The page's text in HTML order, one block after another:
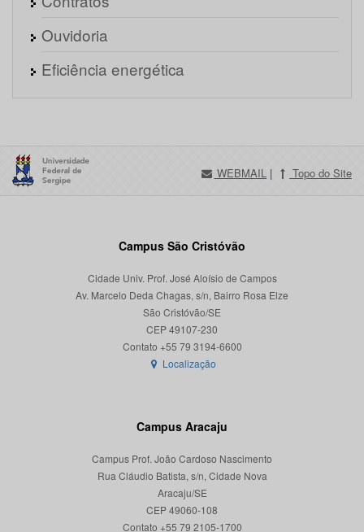
Ouvidoria
Eficiência energética
WEBMAIL | Topo do Site
Campus São Cristóvão
Cidade Univ. Prof. José Aloísio de Campos
Av. Marcelo Deda Chagas, s/n, Bairro Rosa Elze
São Cristóvão/SE
CEP 49107-230
Localização
Campus Aracaju
Campus Prof. João Cardoso Nascimento
Rua Cláudio Batista, s/n, Cidade Nova
Aracaju/SE
CEP 49060-108